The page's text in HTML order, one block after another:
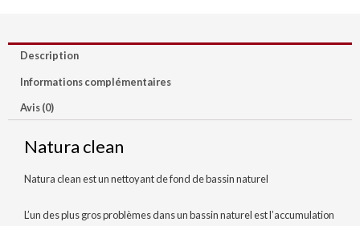
Description
Informations complémentaires
Avis (0)
Natura clean
Natura clean est un nettoyant de fond de bassin naturel
L’un des plus gros problèmes dans un bassin naturel est l’accumulation